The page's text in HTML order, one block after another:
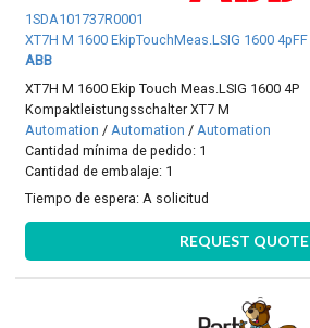
1SDA101737R0001
XT7H M 1600 EkipTouchMeas.LSIG 1600 4pFF
ABB
XT7H M 1600 Ekip Touch Meas.LSIG 1600 4P
Kompaktleistungsschalter XT7 M
Automation / Automation / Automation
Cantidad mínima de pedido: 1
Cantidad de embalaje: 1
Tiempo de espera: A solicitud
REQUEST QUOTE